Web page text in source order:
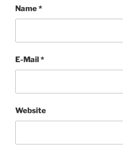
Name*
E-Mail *
Website